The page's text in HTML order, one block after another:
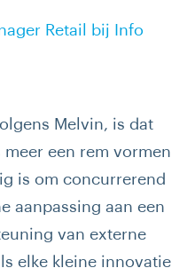
Retail bij Info
Melvin, is dat
meer een rem vormen
is om concurrerend
aanpassing aan een
van externe
elke kleine innovatie